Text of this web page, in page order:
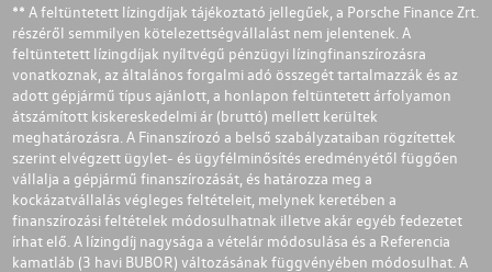
** A feltüntetett lízingdíjak tájékoztató jellegűek, a Porsche Finance Zrt.
részéről semmilyen kötelezettségvállalást nem jelentenek. A
feltüntetett lízingdíjak nyíltvégű pénzügyi lízingfinanszírozásra
vonatkoznak, az általános forgalmi adó összegét tartalmazzák és az
adott gépjármű típus ajánlott, a honlapon feltüntetett árfolyamon
átszámított kiskereskedelmi ár (bruttó) mellett kerültek
meghatározásra. A Finanszírozó a belső szabályzataiban rögzítettek
szerint elvégzett ügylet- és ügyfélminősítés eredményétől függően
vállalja a gépjármű finanszírozását, és határozza meg a
kockázatvállalás végleges feltételeit, melynek keretében a
finanszírozási feltételek módosulhatnak illetve akár egyéb fedezetet
írhat elő. A lízingdíj nagysága a vételár módosulása és a Referencia
kamatláb (3 havi BUBOR) változásának függvényében módosulhat. A